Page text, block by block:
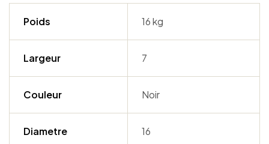
Poids 16 kg
Largeur 7
Couleur Noir
Diametre 16